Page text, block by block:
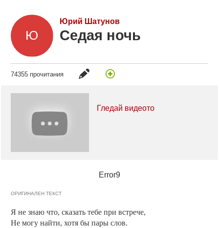
Юрий Шатунов
Седая ночь
74355 прочитания
Гледай видеото
Error9
ОРИГИНАЛЕН ТЕКСТ
Я не знаю что, сказать тебе при встрече,
Не могу найти, хотя бы пары слов.